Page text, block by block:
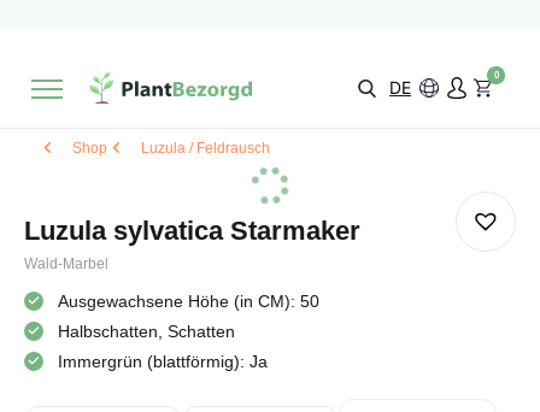
Wähle selbst
DE
0
Shop Luzula / Feldrausch
Luzula sylvatica Starmaker
Wald-Marbel
Ausgewachsene Höhe (in CM): 50
Halbschatten, Schatten
Immergrün (blattförmig): Ja